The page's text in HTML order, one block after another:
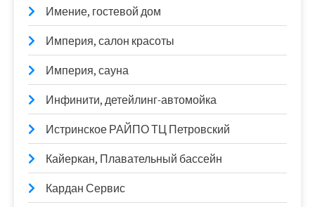
Имение, гостевой дом
Империя, салон красоты
Империя, сауна
Инфинити, детейлинг-автомойка
Истринское РАЙПО ТЦ Петровский
Кайеркан, Плавательный бассейн
Кардан Сервис